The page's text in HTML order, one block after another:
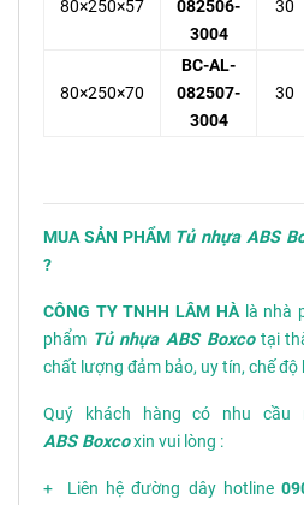
80×250×57
082506-
3004
30
80×250×70
BC-AL-
082507-
3004
30
MUA SẢN PHẨM Tủ nhựa ABS
?
CÔNG TY TNHH LÂM HÀlà nhà
phẩm Tủ nhựa ABS Boxco tại
chất lượng đảm bảo, uy tín, chế độ
Quý khách hàng có nhu cầu
ABS Boxcoxin vui lòng :
+ Liên hệ đường dây hotline